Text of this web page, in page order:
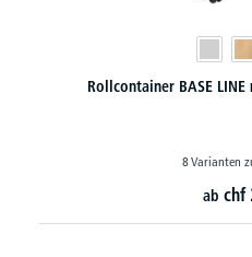
Rollcontainer BASE
8 Varianten
ab chf